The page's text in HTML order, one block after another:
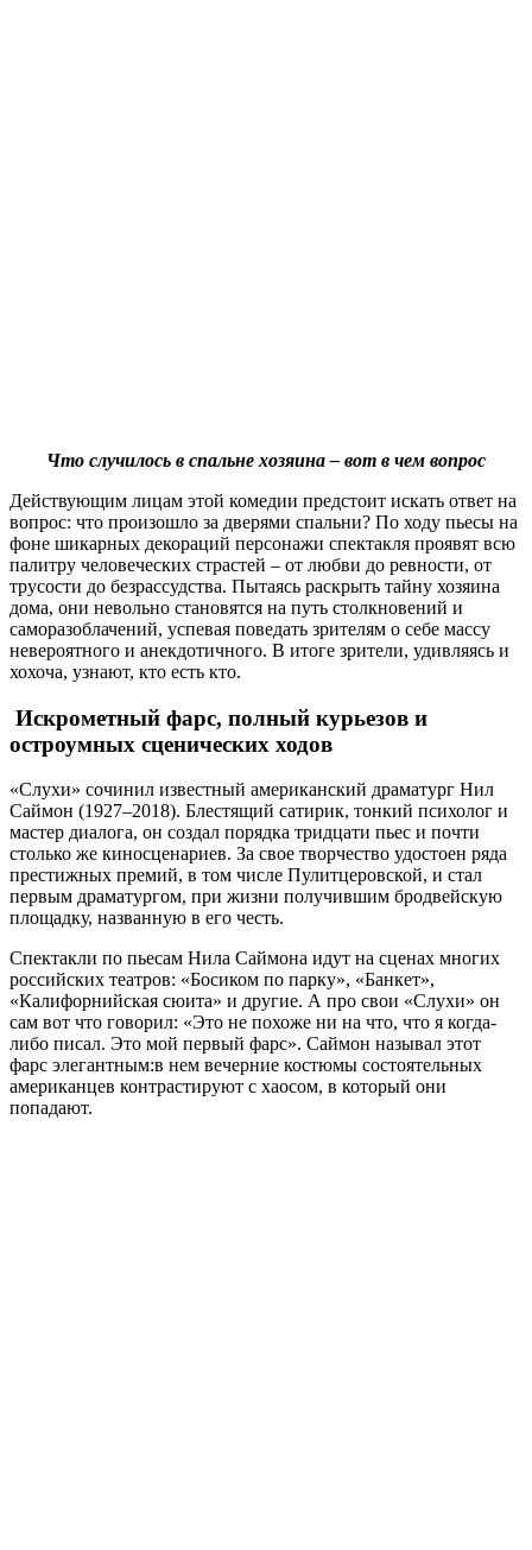
Что случилось в спальне хозяина – вот в чем вопрос
Действующим лицам этой комедии предстоит искать ответ на
вопрос: что произошло за дверями спальни? По ходу пьесы на
фоне шикарных декораций персонажи спектакля проявят всю
палитру человеческих страстей – от любви до ревности, от
трусости до безрассудства. Пытаясь раскрыть тайну хозяина
дома, они невольно становятся на путь столкновений и
саморазоблачений, успевая поведать зрителям о себе массу
невероятного и анекдотичного. В итоге зрители, удивляясь и
хохоча, узнают, кто есть кто.
Искрометный фарс, полный курьезов и
остроумных сценических ходов
«Слухи» сочинил известный американский драматург Нил
Саймон (1927–2018). Блестящий сатирик, тонкий психолог и
мастер диалога, он создал порядка тридцати пьес и почти
столько же киносценариев. За свое творчество удостоен ряда
престижных премий, в том числе Пулитцеровской, и стал
первым драматургом, при жизни получившим бродвейскую
площадку, названную в его честь.
Спектакли по пьесам Нила Саймона идут на сценах многих
российских театров: «Босиком по парку», «Банкет»,
«Калифорнийская сюита» и другие. А про свои «Слухи» он
сам вот что говорил: «Это не похоже ни на что, что я когда-
либо писал. Это мой первый фарс». Саймон называл этот
фарс элегантным:в нем вечерние костюмы состоятельных
американцев контрастируют с хаосом, в который они
попадают.